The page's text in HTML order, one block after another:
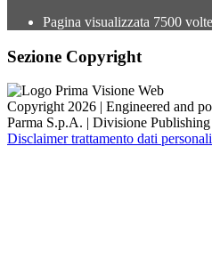
Pagina visualizzata 7500 volte
Sezione Copyright
Copyright 2026 | Engineered and
Parma S.p.A. | Divisione
Disclaimer trattamento dati personali